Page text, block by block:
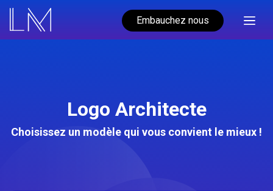
Embauchez nous
Logo Architecte
Choisissez un modèle qui vous convient le mieux !